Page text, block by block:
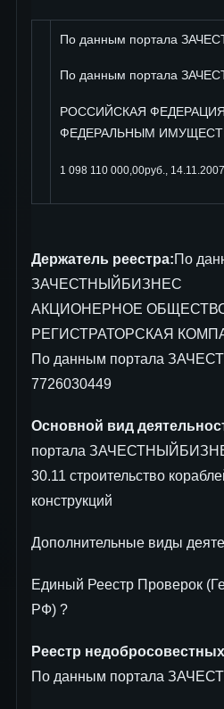
По данным портала
По данным портала
РОССИЙСКАЯ
ФЕДЕРАЛЬНЫМ
1 098 110 000,00руб.,
Держатель реестра:По
ЗАЧЕСТНЫЙБИЗНЕС
АКЦИОНЕРНОЕ
РЕГИСТРАТОРСКАЯ
По данным портала
7726030449
Основной вид
портала
30.11 строительство
конструкций
Дополнительные виды
Единый Реестр Проверок
РФ) ?
Реестр
По данным портала